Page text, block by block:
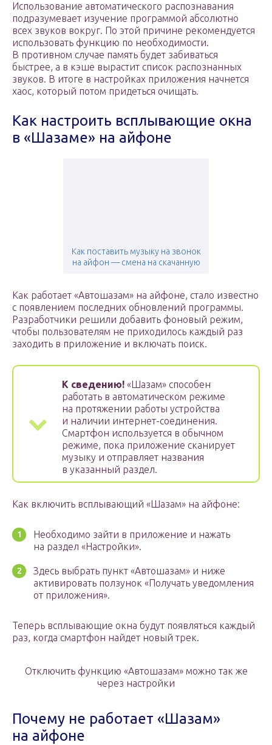
Использование автоматического распознавания
подразумевает изучение программой абсолютно
всех звуков вокруг. По этой причине рекомендуется
использовать функцию по необходимости.
В противном случае память будет забиваться
быстрее, а в кэше вырастит список распознанных
звуков. В итоге в настройках приложения начнется
хаос, который потом придеться очищать.
Как настроить всплывающие окна
в «Шазаме» на айфоне
Как поставить музыку на звонок
на айфон — смена на скачанную
Как работает «Автошазам» на айфоне, стало известно
с появлением последних обновлений программы.
Разработчики решили добавить фоновый режим,
чтобы пользователям не приходилось каждый раз
заходить в приложение и включать поиск.
К сведению! «Шазам» способен
работать в автоматическом режиме
на протяжении работы устройства
и наличии интернет-соединения.
Смартфон используется в обычном
режиме, пока приложение сканирует
музыку и отправляет названия
в указанный раздел.
Как включить всплывающий «Шазам» на айфоне:
Необходимо зайти в приложение и нажать
на раздел «Настройки».
Здесь выбрать пункт «Автошазам» и ниже
активировать ползунок «Получать уведомления
от приложения».
Теперь всплывающие окна будут появляться каждый
раз, когда смартфон найдет новый трек.
Отключить функцию «Автошазам» можно так же
через настройки
Почему не работает «Шазам»
на айфоне